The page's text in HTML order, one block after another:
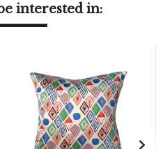
interested in: